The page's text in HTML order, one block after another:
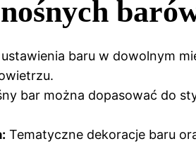
baru w dowolnym
bar można dopasować do
Tematyczne dekoracje baru